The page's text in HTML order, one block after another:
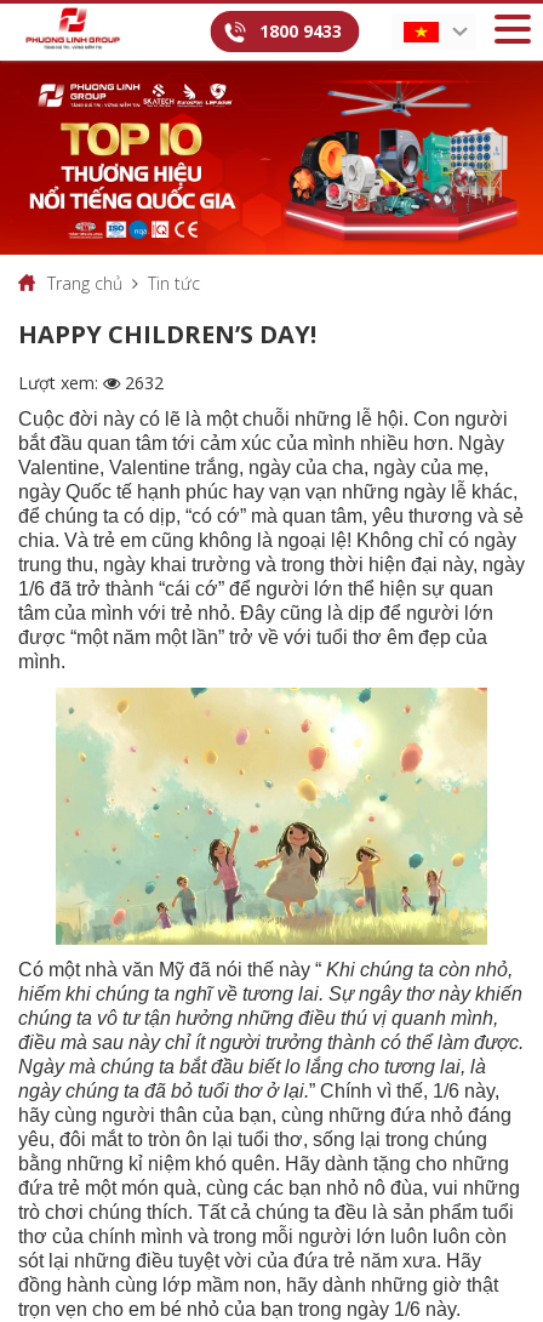
1800 9433
Trang chủ Tin tức
HAPPY CHILDREN’S DAY!
Lượt xem: 2632
Cuộc đời này có lẽ là một chuỗi những lễ hội. Con người
bắt đầu quan tâm tới cảm xúc của mình nhiều hơn. Ngày
Valentine, Valentine trắng, ngày của cha, ngày của mẹ,
ngày Quốc tế hạnh phúc hay vạn vạn những ngày lễ khác,
để chúng ta có dịp, “có cớ” mà quan tâm, yêu thương và sẻ
chia. Và trẻ em cũng không là ngoại lệ! Không chỉ có ngày
trung thu, ngày khai trường và trong thời hiện đại này, ngày
1/6 đã trở thành “cái cớ” để người lớn thể hiện sự quan
tâm của mình với trẻ nhỏ. Đây cũng là dịp để người lớn
được “một năm một lần” trở về với tuổi thơ êm đẹp của
mình.
Có một nhà văn Mỹ đã nói thế này “ Khi chúng ta còn nhỏ,
hiếm khi chúng ta nghĩ về tương lai. Sự ngây thơ này khiến
chúng ta vô tư tận hưởng những điều thú vị quanh mình,
điều mà sau này chỉ ít người trưởng thành có thể làm được.
Ngày mà chúng ta bắt đầu biết lo lắng cho tương lai, là
ngày chúng ta đã bỏ tuổi thơ ở lại.” Chính vì thế, 1/6 này,
hãy cùng người thân của bạn, cùng những đứa nhỏ đáng
yêu, đôi mắt to tròn ôn lại tuổi thơ, sống lại trong chúng
bằng những kỉ niệm khó quên. Hãy dành tặng cho những
đứa trẻ một món quà, cùng các bạn nhỏ nô đùa, vui những
trò chơi chúng thích. Tất cả chúng ta đều là sản phẩm tuổi
thơ của chính mình và trong mỗi người lớn luôn luôn còn
sót lại những điều tuyệt vời của đứa trẻ năm xưa. Hãy
đồng hành cùng lớp mầm non, hãy dành những giờ thật
trọn vẹn cho em bé nhỏ của bạn trong ngày 1/6 này.